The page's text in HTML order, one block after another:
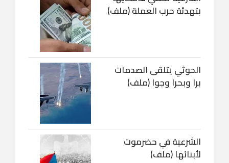
بتهدئة حرب العملة (ملف)
الحوثي يتلقى الصدمات
برا وبحرا وجوا (ملف)
الشرعية في حضرموت
لأبنائها (ملف)